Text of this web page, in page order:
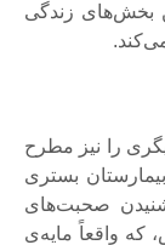
بخش‌های زندگی
را نیز مطرح
بستری
صحبت‌های
که واقعاً مایه‌ی